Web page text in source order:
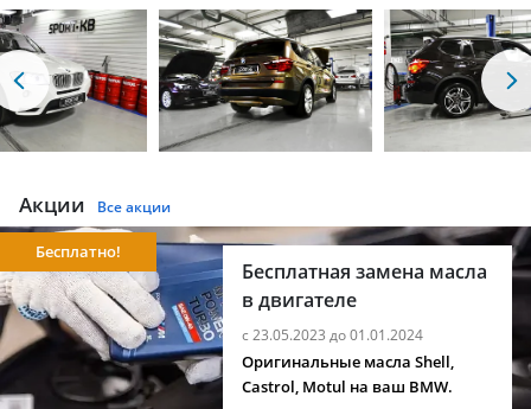
Акции Все акции
Бесплатная замена масла
в двигателе
с 23.05.2023 до 01.01.2024
Бесплатно!
Оригинальные масла Shell,
Castrol, Motul на ваш BMW.